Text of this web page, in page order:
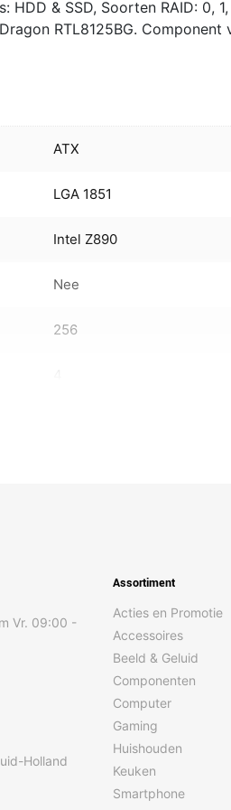
HDD & SSD, Soorten RAID: 0,
RTL8125BG.
ATX
LGA 1851
Intel Z890
Nee
256
Vr. 09:00 -
Holland
Assortiment
Acties en Promotie
Accessoires
Beeld & Geluid
Componenten
Computer
Gaming
Huishouden
Keuken
Smartphone